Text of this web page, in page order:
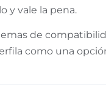
y vale la pena.
de
como una